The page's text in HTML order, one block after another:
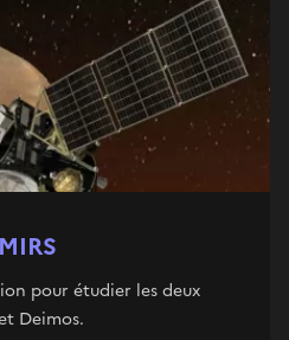
pour étudier les deux
Deimos.